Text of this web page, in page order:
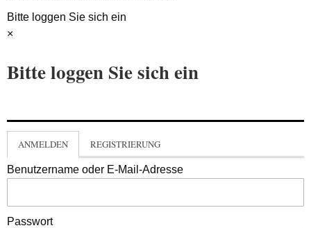
Bitte loggen Sie sich ein
×
Bitte loggen Sie sich ein
ANMELDEN REGISTRIERUNG
Benutzername oder E-Mail-Adresse
Passwort